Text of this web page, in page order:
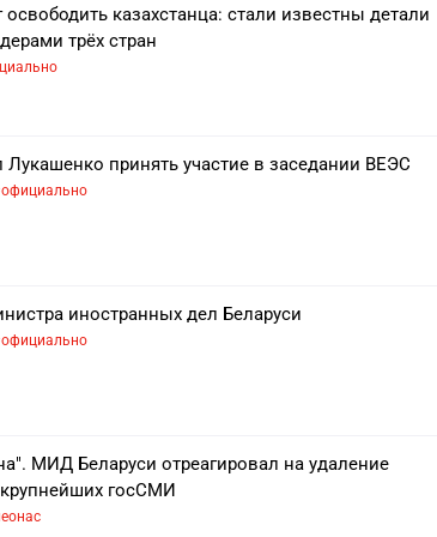
кто проголосовал против распада
страны.
в разводе, имеет трёх детей (сыновей) и
Венесуэла, Сербия, Ливия, Азербайджан).
Президенте Беларуси
или ПК. Для этого достаточно перейти на
казахстанца: стали известны детали
трёх стран
Лукашенко принять участие в заседании ВЕЭС
официально
иностранных дел Беларуси
официально
МИД Беларуси отреагировал на удаление
госСМИ